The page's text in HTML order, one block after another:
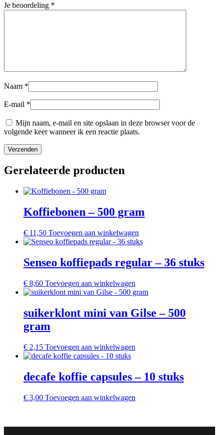
Je beoordeling *
Naam *
E-mail *
Mijn naam, e-mail en site opslaan in deze browser voor de
volgende keer wanneer ik een reactie plaats.
Gerelateerde producten
Koffiebonen – 500 gram
€ 11,50 Toevoegen aan winkelwagen
Senseo koffiepads regular – 36 stuks
€ 8,60 Toevoegen aan winkelwagen
suikerklont mini van Gilse – 500
gram
€ 2,15 Toevoegen aan winkelwagen
decafe koffie capsules – 10 stuks
€ 3,00 Toevoegen aan winkelwagen